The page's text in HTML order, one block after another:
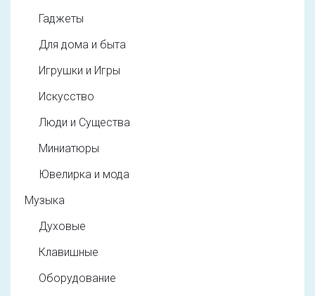
Гаджеты
Для дома и быта
Игрушки и Игры
Искусство
Люди и Существа
Миниатюры
Ювелирка и мода
Музыка
Духовые
Клавишные
Оборудование